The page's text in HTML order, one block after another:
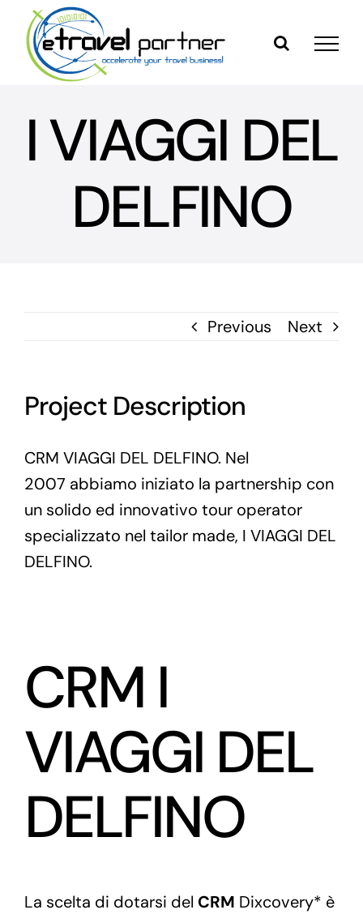
content
I VIAGGI DEL
DELFINO
Previous Next
Project Description
CRM VIAGGI DEL DELFINO. Nel
2007 abbiamo iniziato la partnership con
un solido ed innovativo tour operator
specializzato nel tailor made, I VIAGGI DEL
DELFINO.
CRM I
VIAGGI DEL
DELFINO
La scelta di dotarsi del CRM Dixcovery* è